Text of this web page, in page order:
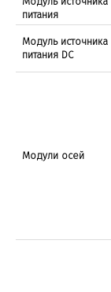
питания
Модуль источника
питания DC
Модули осей